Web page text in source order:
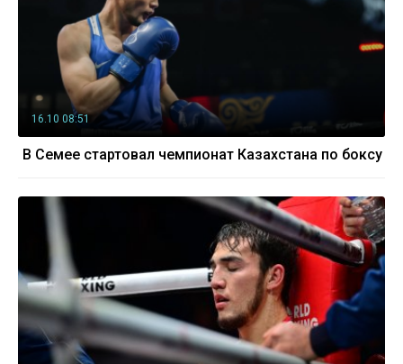
16.10 08:51
В Семее стартовал чемпионат Казахстана по боксу